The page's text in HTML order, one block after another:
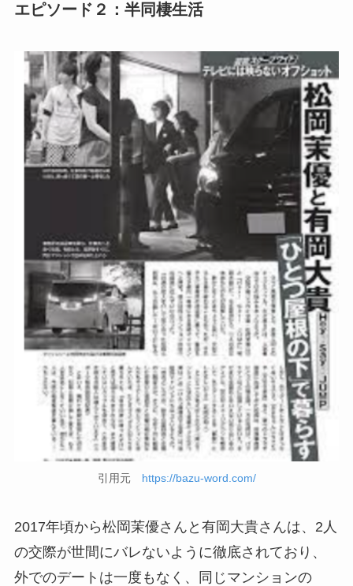
エピソード２：半同棲生活
引用元 https://bazu-word.com/
2017年頃から松岡茉優さんと有岡大貴さんは、2人
の交際が世間にバレないように徹底されており、
外でのデートは一度もなく、同じマンションの